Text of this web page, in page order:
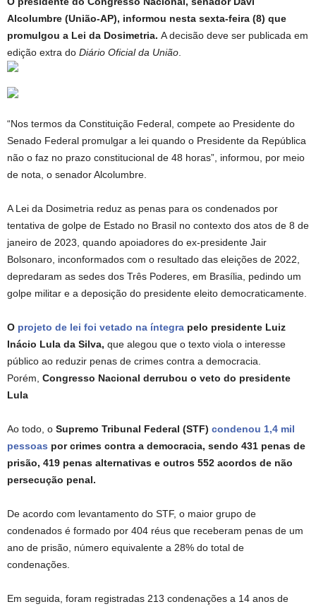
A
p
b
o
Li
n
Alcolumbre (União-AP), informou nesta sexta-feira (8) que
promulgou a Lei da Dosimetria. A decisão deve ser publicada em
edição extra do Diário Oficial da União
“Nos termos da Constituição Federal, compete ao Presidente do
Senado Federal promulgar a lei quando o Presidente da República
não o faz no prazo constitucional de 48 horas”, informou, por meio
de nota, o senador Alcolumbre.
A Lei da Dosimetria reduz as penas para os condenados por
tentativa de golpe de Estado no Brasil no contexto dos atos de 8 de
janeiro de 2023, quando apoiadores do ex-presidente Jair
Bolsonaro, inconformados com o resultado das eleições de 2022,
depredaram as sedes dos Três Poderes, em Brasília, pedindo um
golpe militar e a deposição do presidente eleito democraticamente.
O projeto de lei foi vetado na íntegra pelo presidente Luiz
Inácio Lula da Silva, que alegou que o texto viola o interesse
público ao reduzir penas de crimes contra a democracia.
Porém, Congresso Nacional derrubou o veto do presidente
Lula
Ao todo, o Supremo Tribunal Federal (STF) condenou 1,4 mil
pessoas por crimes contra a democracia, sendo 431 penas de
prisão, 419 penas alternativas e outros 552 acordos de não
persecução penal.
De acordo com levantamento do STF, o maior grupo de
condenados é formado por 404 réus que receberam penas de um
ano de prisão, número equivalente a 28% do total de
condenações.
Em seguida, foram registradas 213 condenações a 14 anos de